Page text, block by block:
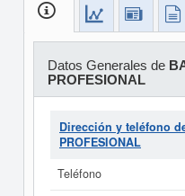
Datos Generales de
PROFESIONAL
Dirección y teléfono
PROFESIONAL
Teléfono